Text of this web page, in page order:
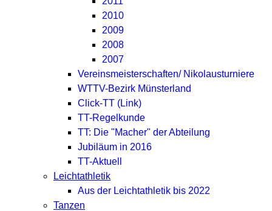
2010
2009
2008
2007
Vereinsmeisterschaften/ Nikolausturniere
WTTV-Bezirk Münsterland
Click-TT (Link)
TT-Regelkunde
TT: Die "Macher" der Abteilung
Jubiläum in 2016
TT-Aktuell
Leichtathletik
Aus der Leichtathletik bis 2022
Tanzen